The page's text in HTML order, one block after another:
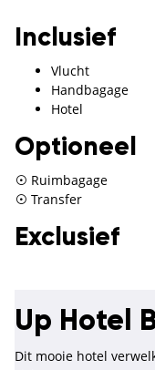
Inclusief
Vlucht
Handbagage
Hotel
Optioneel
Ruimbagage
Transfer
Exclusief
Up Hotel
Dit mooie hotel